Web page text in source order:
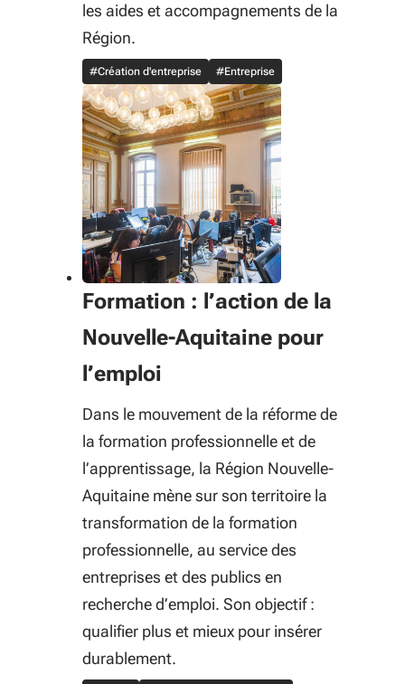
les aides et accompagnements de la
Région.
#Création d'entreprise #Entreprise
Formation : l’action de la
Nouvelle-Aquitaine pour
l’emploi
Dans le mouvement de la réforme de
la formation professionnelle et de
l’apprentissage, la Région Nouvelle-
Aquitaine mène sur son territoire la
transformation de la formation
professionnelle, au service des
entreprises et des publics en
recherche d’emploi. Son objectif :
qualifier plus et mieux pour insérer
durablement.